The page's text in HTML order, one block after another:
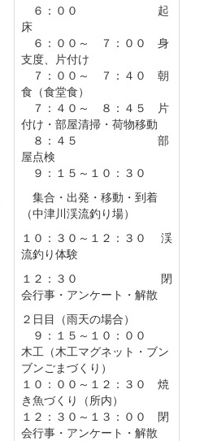
６：００ 起
床
６：００～ ７：００ 身
支度、片付け
７：００～ ７：４０ 朝
食（食堂食）
７：４０～ ８：４５ 片
付け・部屋清掃・荷物移動
８：４５ 部
屋点検
９：１５～１０：３０
集合・出発・移動・到着
（中津川渓流釣り場）
１０：３０～１２：３０ 渓
流釣り体験
１２：３０ 閉
会行事・アンケート・解散
２日目（雨天の場合）
９：１５～１０：００
木工（木工マグネット・ブン
ブンごまづくり）
１０：００～１２：３０ 焼
き魚づくり（所内）
１２：３０～１３：００ 閉
会行事・アンケート・解散